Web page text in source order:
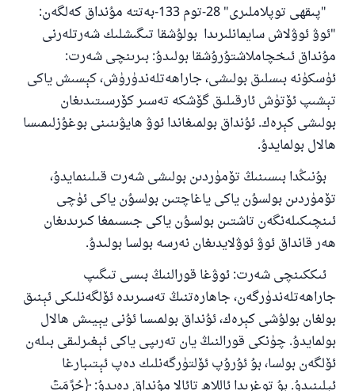
"پىقھى توپلاملىرى" 28-توم 133-بەتتە مۇنداق كەلگەن:
"ئوۋ ئوۋلاش سايمانلىرىدا بولۇشقا تىگىشلىك شەرتلەرنى
مۇنداق ئىخچاملاشتۇرۇشقا بولىدۇ: بىرىنچى شەرت:
ئۈسكۈنە بىسلىق بولىشى، جاراھەتلەندۈرۈش، كېسىش ياكى
تېشىپ ئۆتۈش ئارقىلىق گۆشكە تەسىر كۆرسىتىدىغان
بولىشى كېرەك. ئۇنداق بولمىغاندا ئوۋ ھايۋىنىنى بوغۇزلىمىسا
ھالال بولمايدۇ.
بۇنىڭدا بىسىنىڭ تۆمۈردىن بولىشى شەرت قىلىنمايدۇ،
تۆمۈردىن بولسۇن ياكى ياغاچتىن بولسۇن ياكى ئۈچى
ئىنچىكىلەنگەن تاشتىن بولسۇن ياكى جىسىمغا كىرىدىغان
ھەر قانداق ئوۋ ئوۋلايدىغان نەرسە بولسا بولىدۇ.
ئىككىنچى شەرت: ئوۋغا قورالنىڭ بىسى تىگىپ
جاراھەتلەندۈرگەن، جاھارەتنىڭ تەسىرىدە ئۆلگەنلىكى ئېنىق
بولغان بولۇشى كېرەك، ئۇنداق بولمىسا ئۇنى يېيىش ھالال
بولمايدۇ. چۈنكى قورالنىڭ يان تەرىپى ياكى ئېغىرلىقى بىلەن
ئۆلگەن بولسا، بۇ ئۇرۇپ ئۆلتۈرگەنلىك دەپ ئېتىبارغا
ئېلىنىدۇ. بۇ توغرىدا ئاللاھ تائالا مۇنداق دەيدۇ: ‎﴿حُرِّمَتۡ